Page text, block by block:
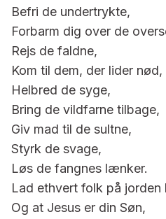
Befri de undertrykte,
Forbarm dig over de
Rejs de faldne,
Kom til dem, der lider nød,
Helbred de syge,
Bring de vildfarne tilbage,
Giv mad til de sultne,
Styrk de svage,
Løs de fangnes lænker.
Lad ethvert folk på jorden
Og at Jesus er din Søn,